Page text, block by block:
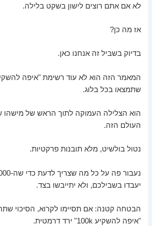
לא אם אתם רוצים לישון בשקט בלילה.
אז מה כן?
בדיוק בשביל זה אנחנו כאן.
המאמר הזה הוא לא עוד רשימת "איפה
שתמצאו בכל בלוג.
הוא הצלילה העמוקה לתוך הראש של מישהו
העולם הזה.
נטול בולשיט, מלא תובנות פרקטיות.
יעבדו בשבילכם, ולא יתייבשו בצד.
הבטחה קטנה: אם תסיימו לקרוא, הסיכוי
"איפה להשקיע 100k" ירד דרמטית.